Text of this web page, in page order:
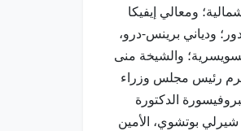
ومعالي إيفيكا
ودياني برينس-درو،
والشيخة منى
رئيس مجلس وزراء
الدكتورة
شيرلي بوتشوي، الأمين